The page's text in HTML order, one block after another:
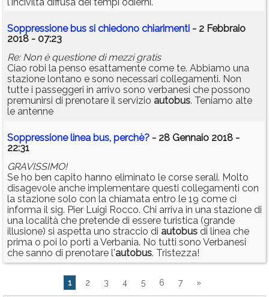
l'inciviltà diffusa dei tempi odierni.
Soppressione bus si chiedono chiarimenti - 2 Febbraio
2018 - 07:23
Re: Non è questione di mezzi gratis
Ciao robi la penso esattamente come te. Abbiamo una
stazione lontano e sono necessari collegamenti. Non
tutte i passeggeri in arrivo sono verbanesi che possono
premunirsi di prenotare il servizio autobus. Teniamo alte
le antenne
Soppressione linea bus, perchè? - 28 Gennaio 2018 -
22:31
GRAVISSIMO!
Se ho ben capito hanno eliminato le corse serali. Molto
disagevole anche implementare questi collegamenti con
la stazione solo con la chiamata entro le 19 come ci
informa il sig. Pier Luigi Rocco. Chi arriva in una stazione di
una località che pretende di essere turistica (grande
illusione) si aspetta uno straccio di autobus di linea che
prima o poi lo porti a Verbania. No tutti sono Verbanesi
che sanno di prenotare l'autobus. Tristezza!
1 2 3 4 5 6 7 »